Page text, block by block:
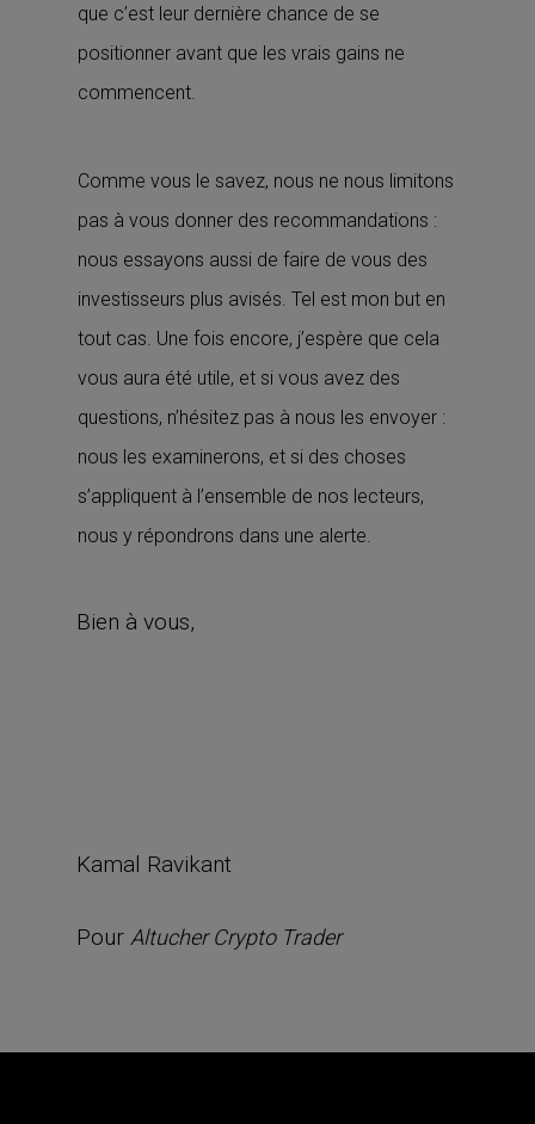
que c’est leur dernière chance de se
positionner avant que les vrais gains ne
commencent.
Comme vous le savez, nous ne nous limitons
pas à vous donner des recommandations :
nous essayons aussi de faire de vous des
investisseurs plus avisés. Tel est mon but en
tout cas. Une fois encore, j’espère que cela
vous aura été utile, et si vous avez des
questions, n’hésitez pas à nous les envoyer :
nous les examinerons, et si des choses
s’appliquent à l’ensemble de nos lecteurs,
nous y répondrons dans une alerte.
Bien à vous,
Kamal Ravikant
Pour Altucher Crypto Trader